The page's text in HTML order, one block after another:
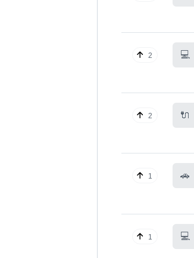
2 💻
2 🔌
1 🚗
1 💻